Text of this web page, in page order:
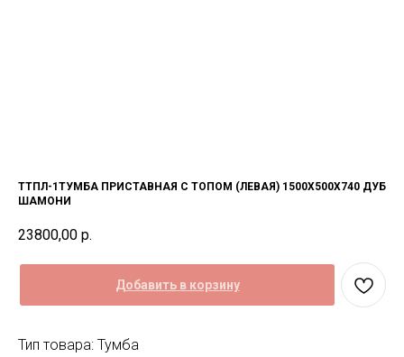
ТТПЛ-1ТУМБА ПРИСТАВНАЯ С ТОПОМ (ЛЕВАЯ) 1500Х500Х740 ДУБ
ШАМОНИ
23800,00 р.
Добавить в корзину
Тип товара: Тумба